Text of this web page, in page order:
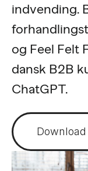
indvending.
og Feel Felt
dansk B2B
ChatGPT.
Download